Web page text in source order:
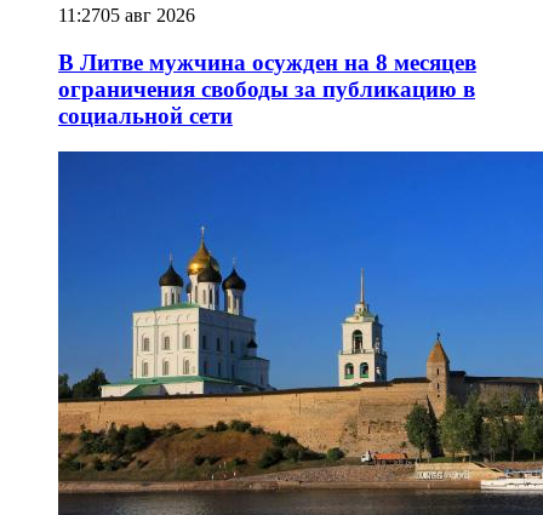
11:2705 авг 2026
В Литве мужчина осужден на 8 месяцев
ограничения свободы за публикацию в
социальной сети